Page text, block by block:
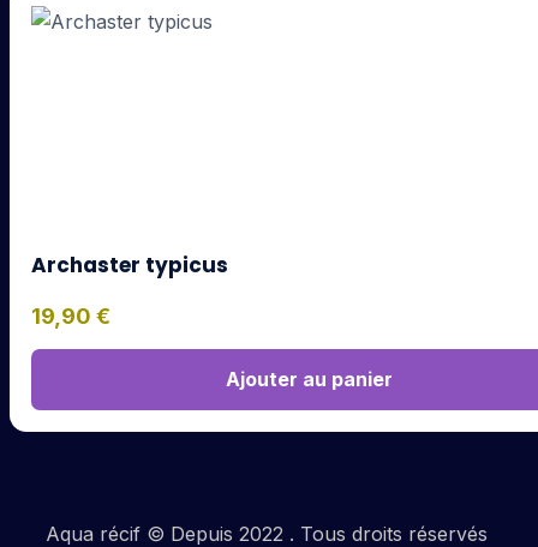
Archaster typicus
19,90 €
Ajouter au panier
Aqua récif © Depuis 2022 . Tous droits réservés